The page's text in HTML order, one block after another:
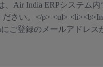
Air India ERPシステム
い。</p> <ul>
登録のメールアドレス